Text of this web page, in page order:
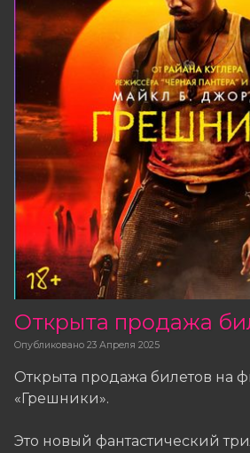
Опубликовано 23 Апреля 2025
Открыта продажа билетов на
«Грешники».
Это новый фантастический